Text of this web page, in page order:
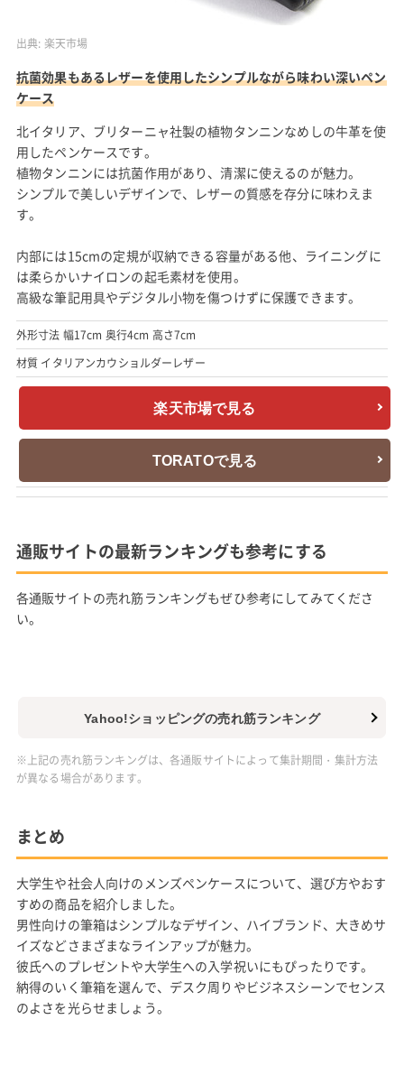
出典: 楽天市場
抗菌効果もあるレザーを使用したシンプルながら味わい深いペン
ケース
北イタリア、ブリターニャ社製の植物タンニンなめしの牛革を使
用したペンケースです。
植物タンニンには抗菌作用があり、清潔に使えるのが魅力。
シンプルで美しいデザインで、レザーの質感を存分に味わえま
す。
内部には15cmの定規が収納できる容量がある他、ライニングに
は柔らかいナイロンの起毛素材を使用。
高級な筆記用具やデジタル小物を傷つけずに保護できます。
外形寸法 幅17cm 奥行4cm 高さ7cm
材質 イタリアンカウショルダーレザー
楽天市場で見る
TORATOで見る
通販サイトの最新ランキングも参考にする
各通販サイトの売れ筋ランキングもぜひ参考にしてみてくださ
い。
Yahoo!ショッピングの売れ筋ランキング
※上記の売れ筋ランキングは、各通販サイトによって集計期間・集計方法
が異なる場合があります。
まとめ
大学生や社会人向けのメンズペンケースについて、選び方やおす
すめの商品を紹介しました。
男性向けの筆箱はシンプルなデザイン、ハイブランド、大きめサ
イズなどさまざまなラインアップが魅力。
彼氏へのプレゼントや大学生への入学祝いにもぴったりです。
納得のいく筆箱を選んで、デスク周りやビジネスシーンでセンス
のよさを光らせましょう。